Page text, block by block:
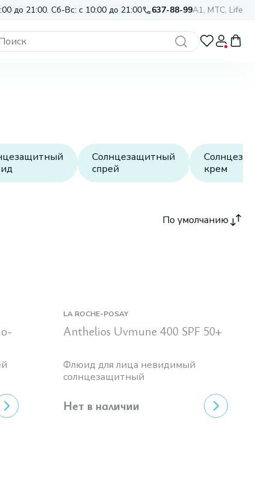
до 21:00. Сб-Вс: с 10:00 до 21:00 637-88-99A1, МТС, Life
Солнцезащитный
спрей
крем
По умолчанию
LA ROCHE-POSAY
Anthelios Uvmune 400 SPF 50+
Флюид для лица невидимый
солнцезащитный
Нет в наличии